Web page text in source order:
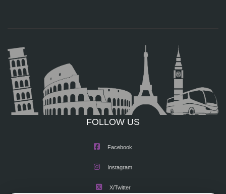
FOLLOW US
Facebook
Instagram
X/Twitter